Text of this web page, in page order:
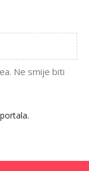
Ne smije biti